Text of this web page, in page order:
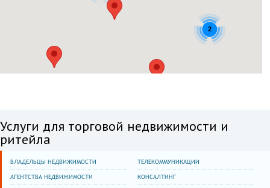
Москва и область
24 км МКАД
МКАД,ТЦ Вегас Сити
14 км МКАД по внешней
стороне
Мега Белая Дача
2
Услуги для торговой недвижимости и
ритейла
ВЛАДЕЛЬЦЫ НЕДВИЖИМОСТИ ТЕЛЕКОММУНИКАЦИИ
АГЕНТСТВА НЕДВИЖИМОСТИ КОНСАЛТИНГ